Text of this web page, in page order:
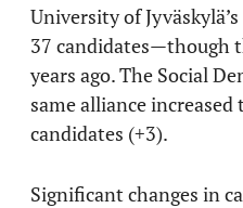
University of
37 candidates—though
years ago. The Social
same alliance
candidates (+3).
Significant changes in